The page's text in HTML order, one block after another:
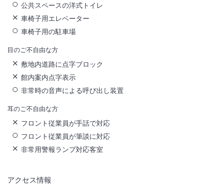
公共スペースの洋式トイレ
車椅子用エレベーター
車椅子用の駐車場
目のご不自由な方
敷地内道路に点字ブロック
館内案内点字表示
非常時の音声による呼び出し装置
耳のご不自由な方
フロント従業員が手話で対応
フロント従業員が筆談に対応
非常用警報ランプ対応客室
アクセス情報